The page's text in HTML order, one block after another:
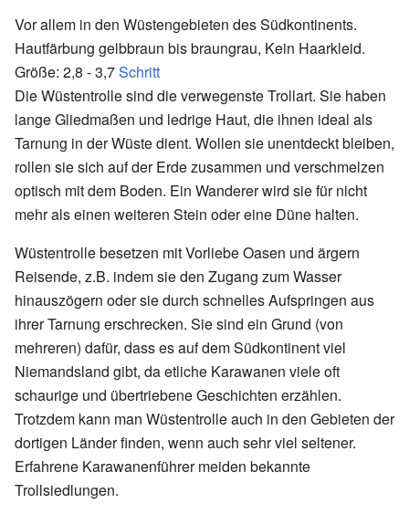
Vor allem in den Wüstengebieten des Südkontinents.
Hautfärbung gelbbraun bis braungrau, Kein Haarkleid.
Größe: 2,8 - 3,7Schritt
Die Wüstentrolle sind die verwegenste Trollart. Sie haben
lange Gliedmaßen und ledrige Haut, die ihnen ideal als
Tarnung in der Wüste dient. Wollen sie unentdeckt bleiben,
rollen sie sich auf der Erde zusammen und verschmelzen
optisch mit dem Boden. Ein Wanderer wird sie für nicht
mehr als einen weiteren Stein oder eine Düne halten.
Wüstentrolle besetzen mit Vorliebe Oasen und ärgern
Reisende, z.B. indem sie den Zugang zum Wasser
hinauszögern oder sie durch schnelles Aufspringen aus
ihrer Tarnung erschrecken. Sie sind ein Grund (von
mehreren) dafür, dass es auf dem Südkontinent viel
Niemandsland gibt, da etliche Karawanen viele oft
schaurige und übertriebene Geschichten erzählen.
Trotzdem kann man Wüstentrolle auch in den Gebieten der
dortigen Länder finden, wenn auch sehr viel seltener.
Erfahrene Karawanenführer meiden bekannte
Trollsiedlungen.